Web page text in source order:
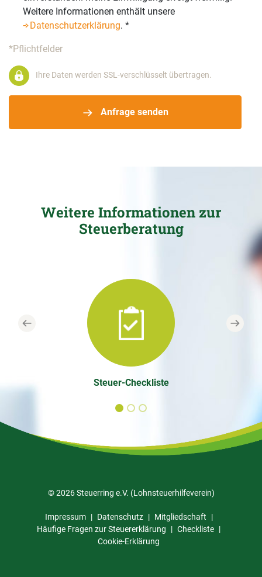
Weitere Informationen enthält unsere
Datenschutzerklärung. *
*Pflichtfelder
Anfrage senden
Ihre Daten werden SSL-verschlüsselt übertragen.
Weitere Informationen zur
Steuerberatung
Steuer-Checkliste
Previous Next
© 2026 Steuerring e.V. (Lohnsteuerhilfeverein)
Impressum Datenschutz
Mitgliedschaft
Häufige Fragen zur Steuererklärung
Checkliste
Cookie-Erklärung